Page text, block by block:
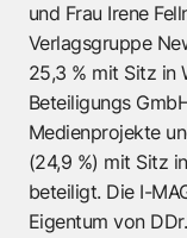
und Frau Irene
Verlagsgruppe
25,3 % mit Sitz in
Beteiligungs
Medienprojekte
(24,9 %) mit Sitz
beteiligt. Die I-
Eigentum von